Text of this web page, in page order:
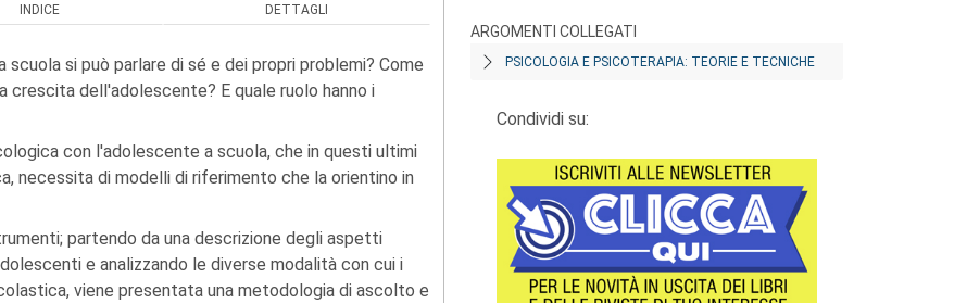
INDICE DETTAGLI
si può parlare di sé e dei propri problemi? Come
dell'adolescente? E quale ruolo hanno i
con l'adolescente a scuola, che in questi ultimi
necessita di modelli di riferimento che la orientino in
partendo da una descrizione degli aspetti
e analizzando le diverse modalità con cui i
viene presentata una metodologia di ascolto e
ARGOMENTI COLLEGATI
PSICOLOGIA E PSICOTERAPIA: TEORIE E TECNICHE
Condividi su: